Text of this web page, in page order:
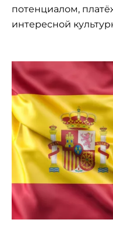
потенциалом,
интересной